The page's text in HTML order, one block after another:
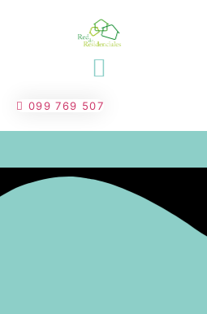
099 769 507